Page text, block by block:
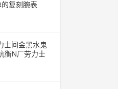
复刻腕表
士间金黑水鬼
衡N厂劳力士